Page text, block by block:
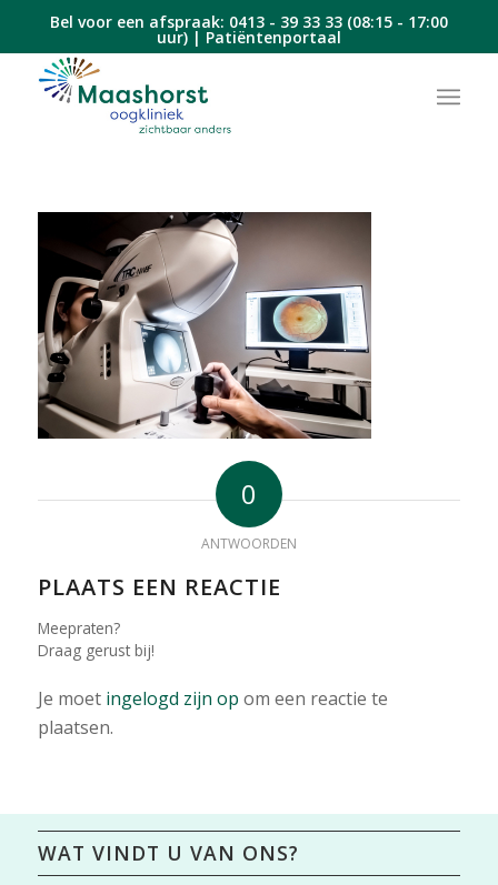
Bel voor een afspraak: 0413 - 39 33 33(08:15 - 17:00
uur) | Patiëntenportaal
0
ANTWOORDEN
PLAATS EEN REACTIE
Meepraten?
Draag gerust bij!
Je moet ingelogd zijn op om een reactie te
plaatsen.
WAT VINDT U VAN ONS?